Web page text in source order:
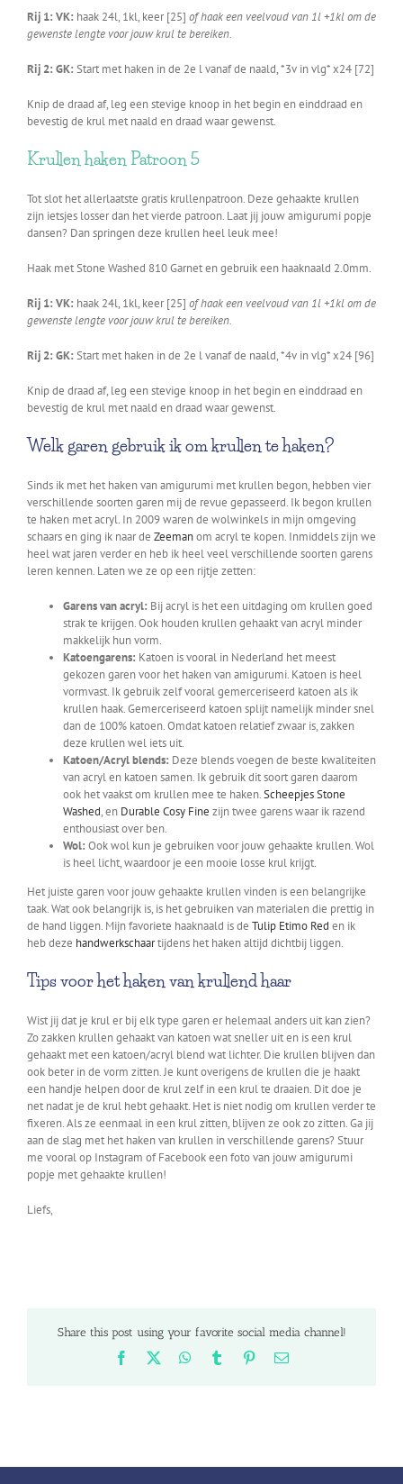
Rij 1: VK: haak 24l, 1kl, keer [25] of haak een veelvoud van 1l +1kl om de
gewenste lengte voor jouw krul te bereiken.
Rij 2: GK: Start met haken in de 2e l vanaf de naald, *3v in vlg* x24 [72]
Knip de draad af, leg een stevige knoop in het begin en einddraad en
bevestig de krul met naald en draad waar gewenst.
Krullen haken Patroon 5
Tot slot het allerlaatste gratis krullenpatroon. Deze gehaakte krullen
zijn ietsjes losser dan het vierde patroon. Laat jij jouw amigurumi popje
dansen? Dan springen deze krullen heel leuk mee!
Haak met Stone Washed 810 Garnet en gebruik een haaknaald 2.0mm.
Rij 1: VK: haak 24l, 1kl, keer [25] of haak een veelvoud van 1l +1kl om de
gewenste lengte voor jouw krul te bereiken.
Rij 2: GK: Start met haken in de 2e l vanaf de naald, *4v in vlg* x24 [96]
Knip de draad af, leg een stevige knoop in het begin en einddraad en
bevestig de krul met naald en draad waar gewenst.
Welk garen gebruik ik om krullen te haken?
Sinds ik met het haken van amigurumi met krullen begon, hebben vier
verschillende soorten garen mij de revue gepasseerd. Ik begon krullen
te haken met acryl. In 2009 waren de wolwinkels in mijn omgeving
schaars en ging ik naar de Zeemanom acryl te kopen. Inmiddels zijn we
heel wat jaren verder en heb ik heel veel verschillende soorten garens
leren kennen. Laten we ze op een rijtje zetten:
Garens van acryl: Bij acryl is het een uitdaging om krullen goed
strak te krijgen. Ook houden krullen gehaakt van acryl minder
makkelijk hun vorm.
Katoengarens: Katoen is vooral in Nederland het meest
gekozen garen voor het haken van amigurumi. Katoen is heel
vormvast. Ik gebruik zelf vooral gemerceriseerd katoen als ik
krullen haak. Gemerceriseerd katoen splijt namelijk minder snel
dan de 100% katoen. Omdat katoen relatief zwaar is, zakken
deze krullen wel iets uit.
Katoen/Acryl blends: Deze blends voegen de beste kwaliteiten
van acryl en katoen samen. Ik gebruik dit soort garen daarom
ook het vaakst om krullen mee te haken.Scheepjes Stone
Washed, en Durable Cosy Fine zijn twee garens waar ik razend
enthousiast over ben.
Wol: Ook wol kun je gebruiken voor jouw gehaakte krullen. Wol
is heel licht, waardoor je een mooie losse krul krijgt.
Het juiste garen voor jouw gehaakte krullen vinden is een belangrijke
taak. Wat ook belangrijk is, is het gebruiken van materialen die prettig in
de hand liggen. Mijn favoriete haaknaald is de Tulip Etimo Red en ik
heb deze handwerkschaartijdens het haken altijd dichtbij liggen.
Tips voor het haken van krullend haar
Wist jij dat je krul er bij elk type garen er helemaal anders uit kan zien?
Zo zakken krullen gehaakt van katoen wat sneller uit en is een krul
gehaakt met een katoen/acryl blend wat lichter. Die krullen blijven dan
ook beter in de vorm zitten. Je kunt overigens de krullen die je haakt
een handje helpen door de krul zelf in een krul te draaien. Dit doe je
net nadat je de krul hebt gehaakt. Het is niet nodig om krullen verder te
fixeren. Als ze eenmaal in een krul zitten, blijven ze ook zo zitten. Ga jij
aan de slag met het haken van krullen in verschillende garens? Stuur
me vooral op Instagram of Facebook een foto van jouw amigurumi
popje met gehaakte krullen!
Liefs,
Share this post using your favorite social media channel!
Facebook WhatsApp
Tumblr PinterestEmail